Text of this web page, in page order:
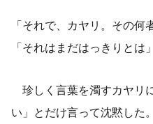
「それで、カヤリ。その何
「それはまだはっきりとは」
珍しく言葉を濁すカヤリ
い」とだけ言って沈黙した